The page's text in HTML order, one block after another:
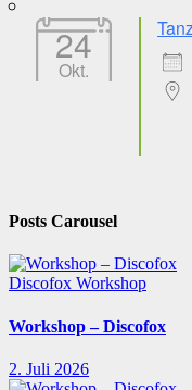
24
Okt.
Posts Carousel
Discofox Workshop
Workshop – Discofox
2. Juli 2026